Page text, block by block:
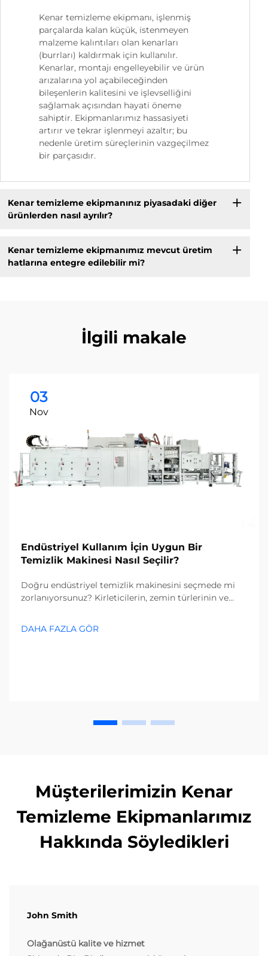
Kenar temizleme ekipmanı, işlenmiş
parçalarda kalan küçük, istenmeyen
malzeme kalıntıları olan kenarları
(burrları) kaldırmak için kullanılır.
Kenarlar, montajı engelleyebilir ve ürün
arızalarına yol açabileceğinden
bileşenlerin kalitesini ve işlevselliğini
sağlamak açısından hayati öneme
sahiptir. Ekipmanlarımız hassasiyeti
artırır ve tekrar işlenmeyi azaltır; bu
nedenle üretim süreçlerinin vazgeçilmez
bir parçasıdır.
Kenar temizleme ekipmanınız piyasadaki diğer
ürünlerden nasıl ayrılır?
Kenar temizleme ekipmanımız mevcut üretim
hatlarına entegre edilebilir mi?
İlgili makale
03
Nov
Endüstriyel Kullanım İçin Uygun Bir
Temizlik Makinesi Nasıl Seçilir?
Doğru endüstriyel temizlik makinesini seçmede mi
zorlanıyorsunuz? Kirleticilerin, zemin türlerinin ve
keşfedin. Maliyetleri azaltın ve verimliliği artırın—
şimdi tam rehberi edinin.
DAHA FAZLA GÖR
Müşterilerimizin Kenar
Temizleme Ekipmanlarımız
Hakkında Söyledikleri
John Smith
Olağanüstü kalite ve hizmet